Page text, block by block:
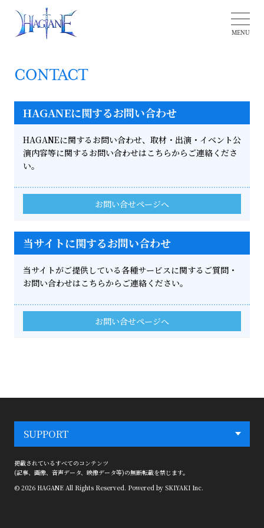
CONTACT
HAGANEに関するお問い合わせ
HAGANEに関するお問い合わせ、取材・出演・イベント公
演内容等に関するお問い合わせはこちらからご連絡くださ
い。
お問い合せページへ
当サイトに関するお問い合わせ
当サイトがご提供している各種サービスに関するご質問・
お問い合わせはこちらからご連絡ください。
お問い合せページへ
SUPPORT
掲載されているすべてのコンテンツ
(記事、画像、音声データ、映像データ等)の無断転載を禁じます。
© 2026 HAGANE All Rights Reserved. Powered by SKIYAKI Inc.